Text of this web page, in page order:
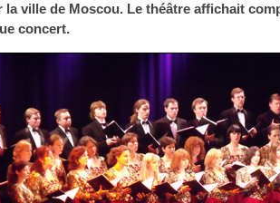
la ville de Moscou. Le théâtre affichait
concert.